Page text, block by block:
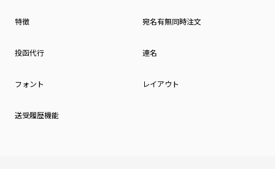
特徴 宛名有無同時注文
投函代行 連名
フォント レイアウト
送受履歴機能